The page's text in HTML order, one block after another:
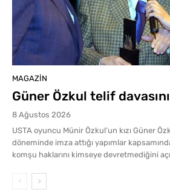
MAGAZIN
Güner Özkul telif
8 Ağustos 2026
USTA oyuncu Münir Özkul’un kızı Güner
döneminde imza attığı yapımlar
komşu haklarını kimseye devretmediğini